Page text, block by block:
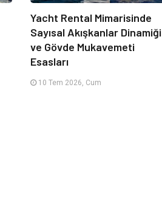
Yacht Rental Mimarisinde
Sayısal Akışkanlar Dinamiği
ve Gövde Mukavemeti
Esasları
10 Tem 2026, Cum